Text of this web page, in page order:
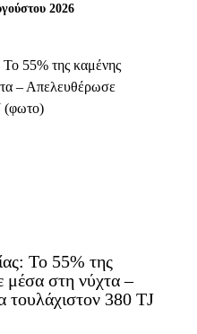
2026
Το 55% της
μέσα στη νύχτα –
τουλάχιστον 380 TJ